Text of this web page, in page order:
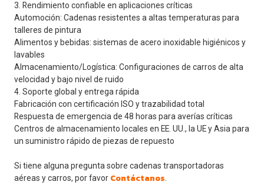
3. Rendimiento confiable en aplicaciones críticas
Automoción: Cadenas resistentes a altas temperaturas para
talleres de pintura
Alimentos y bebidas: sistemas de acero inoxidable higiénicos y
lavables
Almacenamiento/Logística: Configuraciones de carros de alta
velocidad y bajo nivel de ruido
4. Soporte global y entrega rápida
Fabricación con certificación ISO y trazabilidad total
Respuesta de emergencia de 48 horas para averías críticas
Centros de almacenamiento locales en EE. UU., la UE y Asia para
un suministro rápido de piezas de repuesto
Si tiene alguna pregunta sobre cadenas transportadoras
aéreas y carros, por favor Contáctanos.